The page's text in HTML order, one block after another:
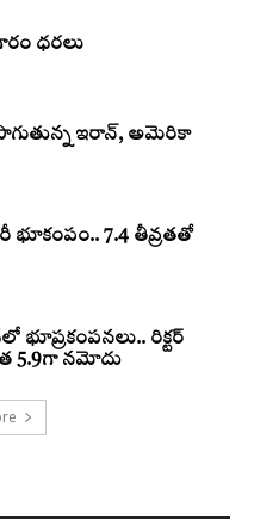
ధరలు
ఇరాన్‌, అమెరికా
భూకంపం.. 7.4 తీవ్రతతో
భూప్రకంపనలు.. రిక్టర్‌
5.9గా నమోదు